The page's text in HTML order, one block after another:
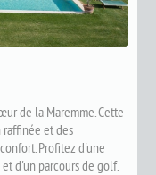
de la Maremme. Cette
et des
Profitez d'une
d'un parcours de golf.